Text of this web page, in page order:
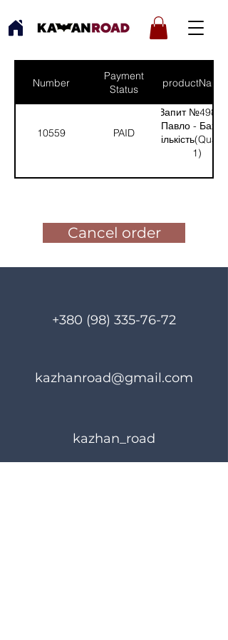
Number
Payment
Status
productNames
10559 PAID
Запит №498 від:
Павло - Бахмут
1)
Cancel order
+380 (98) 335-76-72
kazhanroad@gmail.com
kazhan_road